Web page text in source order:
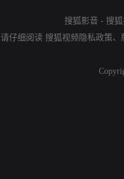
搜狐影音 - 搜
请仔细阅读 搜狐视频隐私政策、